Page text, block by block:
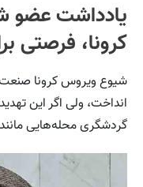
یادداشت عضو
کرونا، فرصتی
شیوع ویروس کرونا صنعت
انداخت، ولی اگر این
گردشگری محله‌هایی